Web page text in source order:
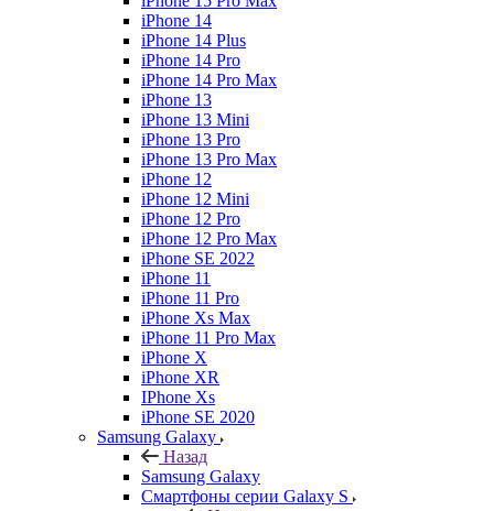
iPhone 14
iPhone 14 Plus
iPhone 14 Pro
iPhone 14 Pro Max
iPhone 13
iPhone 13 Mini
iPhone 13 Pro
iPhone 13 Pro Max
iPhone 12
iPhone 12 Mini
iPhone 12 Pro
iPhone 12 Pro Max
iPhone SE 2022
iPhone 11
iPhone 11 Pro
iPhone Xs Max
iPhone 11 Pro Max
iPhone X
iPhone XR
IPhone Xs
iPhone SE 2020
Samsung Galaxy
Назад
Samsung Galaxy
Смартфоны серии Galaxy S